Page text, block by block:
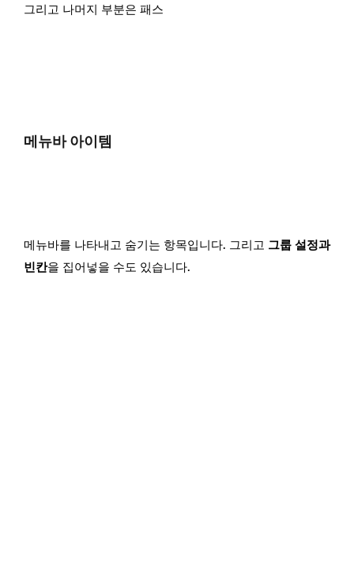
그리고 나머지 부분은 패스
메뉴바 아이템
메뉴바를 나타내고 숨기는 항목입니다. 그리고 그룹 설정과
빈칸을 집어넣을 수도 있습니다.